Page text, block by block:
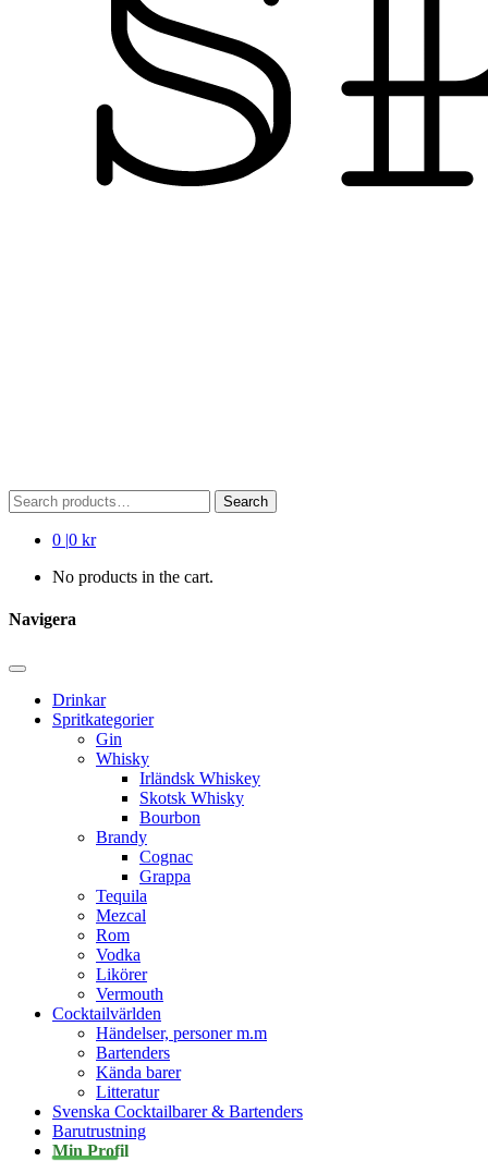
Search
for:
Search
0 |0 kr
No products in the cart.
Navigera
Drinkar
Spritkategorier
Gin
Whisky
Irländsk Whiskey
Skotsk Whisky
Bourbon
Brandy
Cognac
Grappa
Tequila
Mezcal
Rom
Vodka
Likörer
Vermouth
Cocktailvärlden
Händelser, personer m.m
Bartenders
Kända barer
Litteratur
Svenska Cocktailbarer & Bartenders
Barutrustning
Min Profil